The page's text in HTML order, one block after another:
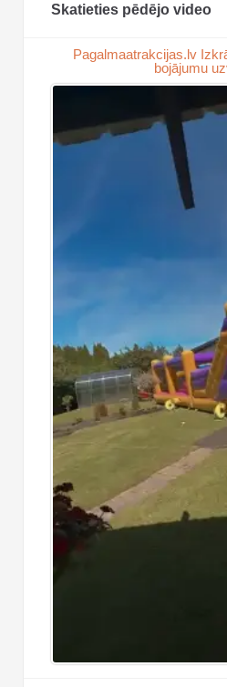
Skatieties pēdējo video
Pagalmaatrakcijas.lv
bojājumu